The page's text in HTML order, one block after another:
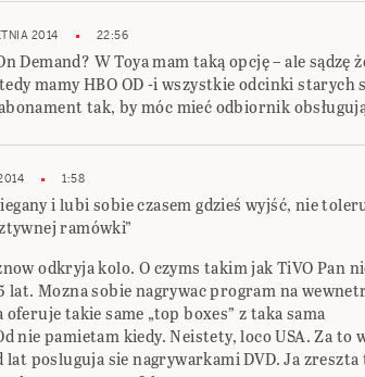
2014 22:56
Demand? W Toya mam taką opcję – ale sądzę
mamy HBO OD -i wszystkie odcinki starych
tak, by móc mieć odbiornik
1:58
i lubi sobie czasem gdzieś wyjść, nie
ramówki”
odkryja kolo. O czyms takim jak TiVO Pan
lat. Mozna sobie nagrywac program na
takie same „top boxes” z taka sama
nie pamietam kiedy. Neistety, loco USA. Za to
posluguja sie nagrywarkami DVD. Ja zreszta